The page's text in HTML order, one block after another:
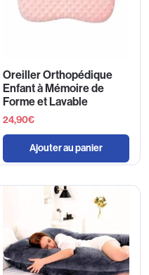
Oreiller Orthopédique
Enfant à Mémoire de
Forme et Lavable
24,90€
Ajouter au panier